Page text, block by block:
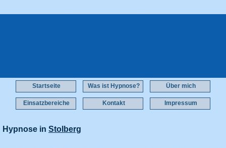
Startseite Was ist Hypnose? Über mich
Einsatzbereiche Kontakt Impressum
Hypnose in Stolberg